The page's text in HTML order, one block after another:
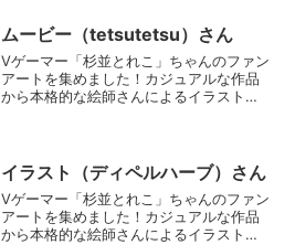
ムービー（tetsutetsu）さん
Vゲーマー「杉並とれこ」ちゃんのファン
アートを集めました！カジュアルな作品
から本格的な絵師さんによるイラストま
イラスト（ディペルハーブ）さん
Vゲーマー「杉並とれこ」ちゃんのファン
アートを集めました！カジュアルな作品
から本格的な絵師さんによるイラストま